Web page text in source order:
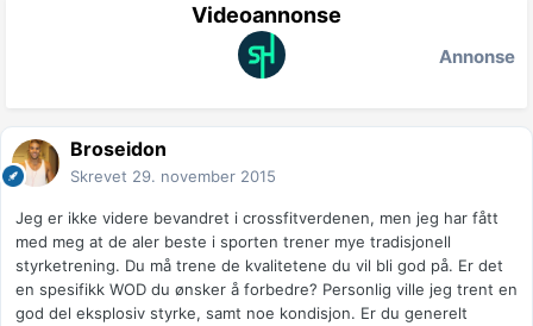
Videoannonse
Annonse
Broseidon
Skrevet 29. november 2015
Jeg er ikke videre bevandret i crossfitverdenen, men jeg har fått
med meg at de aler beste i sporten trener mye tradisjonell
styrketrening. Du må trene de kvalitetene du vil bli god på. Er det
en spesifikk WOD du ønsker å forbedre? Personlig ville jeg trent en
god del eksplosiv styrke, samt noe kondisjon. Er du generelt